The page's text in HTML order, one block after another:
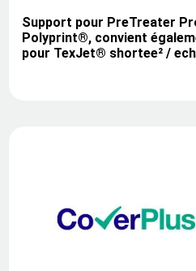
Support pour PreTreater
Polyprint®, convient
pour TexJet® shortee² /